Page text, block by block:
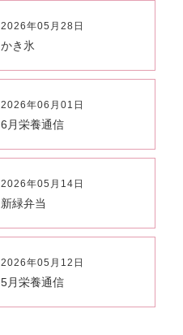
2026年05月28日
かき氷
2026年06月01日
6月栄養通信
2026年05月14日
新緑弁当
2026年05月12日
5月栄養通信